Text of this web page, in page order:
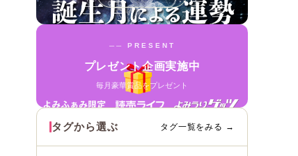
── PRESENT
プレゼント企画実施中
毎月豪華賞品をプレゼント
タグから選ぶ タグ一覧をみる →